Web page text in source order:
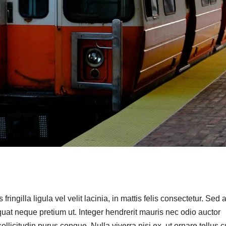
ligula vel velit lacinia, in mattis felis consectetur. Sed
neque pretium ut. Integer hendrerit mauris nec odio auctor
mobilise les
investisseurs
autour de
l’ambition
d’une RDC,
destination
phare de
l’investisseme